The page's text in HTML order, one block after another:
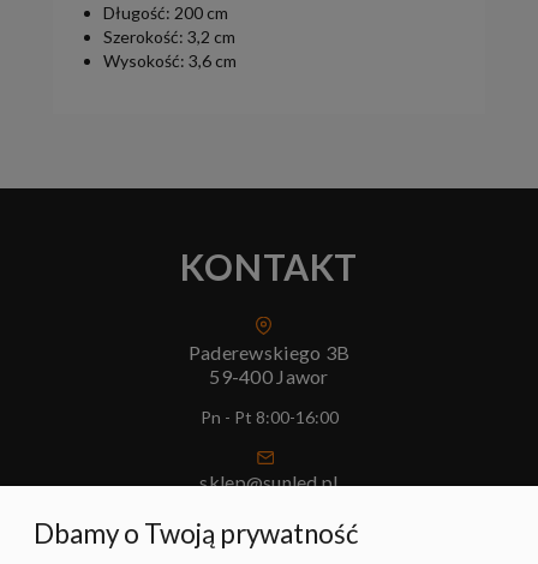
Długość: 200 cm
Szerokość: 3,2 cm
Wysokość: 3,6 cm
KONTAKT
Paderewskiego 3B
59-400 Jawor
Pn - Pt 8:00-16:00
sklep@sunled.pl
+48 690 128 561
Dbamy o Twoją prywatność